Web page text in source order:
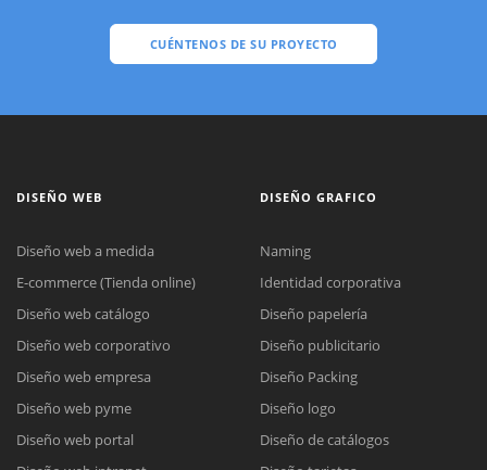
CUÉNTENOS DE SU PROYECTO
DISEÑO WEB
Diseño web a medida
E-commerce (Tienda online)
Diseño web catálogo
Diseño web corporativo
Diseño web empresa
Diseño web pyme
Diseño web portal
DISEÑO GRAFICO
Naming
Identidad corporativa
Diseño papelería
Diseño publicitario
Diseño Packing
Diseño logo
Diseño de catálogos